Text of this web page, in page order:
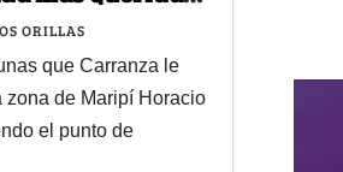
ORILLAS
que Carranza le
zona de Maripí Horacio
el punto de